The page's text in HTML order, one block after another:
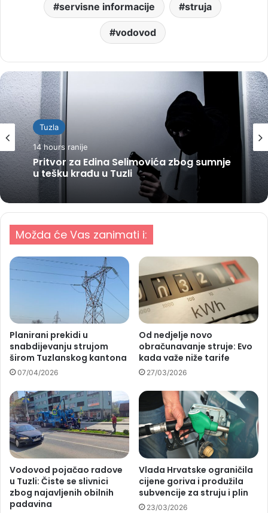
servisne informacije struja
vodovod
Tuzla
14 hours ranije
Pritvor za Edina Selimovića zbog sumnje
u tešku krađu u Tuzli
Možda će Vas zanimati i:
Planirani prekidi u
snabdijevanju strujom
širom Tuzlanskog kantona
07/04/2026
Od nedjelje novo
obračunavanje struje: Evo
kada važe niže tarife
27/03/2026
Vodovod pojačao radove
u Tuzli: Čiste se slivnici
zbog najavljenih obilnih
padavina
Vlada Hrvatske ograničila
cijene goriva i produžila
subvencije za struju i plin
23/03/2026